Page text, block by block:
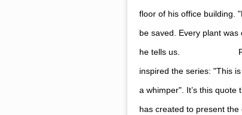
floor of his office building.
be saved. Every plant
he tells us. ⠀⠀⠀⠀⠀⠀⠀⠀⠀
inspired the series: "This
a whimper". It’s this
has created to present